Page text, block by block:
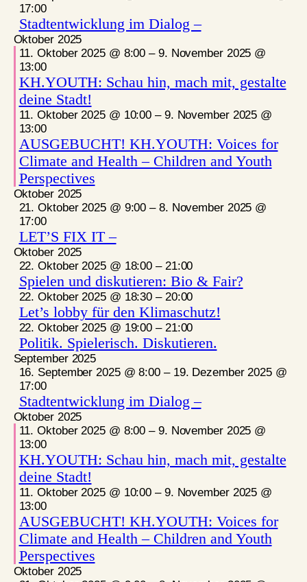
17:00
Stadtentwicklung im Dialog –
Oktober 2025
11. Oktober 2025 @ 8:00 – 9. November 2025 @
13:00
KH.YOUTH: Schau hin, mach mit, gestalte
deine Stadt!
11. Oktober 2025 @ 10:00 – 9. November 2025 @
13:00
AUSGEBUCHT! KH.YOUTH: Voices for
Climate and Health – Children and Youth
Perspectives
Oktober 2025
21. Oktober 2025 @ 9:00 – 8. November 2025 @
17:00
LET’S FIX IT –
Oktober 2025
22. Oktober 2025 @ 18:00 – 21:00
Spielen und diskutieren: Bio & Fair?
22. Oktober 2025 @ 18:30 – 20:00
Let’s lobby für den Klimaschutz!
22. Oktober 2025 @ 19:00 – 21:00
Politik. Spielerisch. Diskutieren.
September 2025
16. September 2025 @ 8:00 – 19. Dezember 2025 @
17:00
Stadtentwicklung im Dialog –
Oktober 2025
11. Oktober 2025 @ 8:00 – 9. November 2025 @
13:00
KH.YOUTH: Schau hin, mach mit, gestalte
deine Stadt!
11. Oktober 2025 @ 10:00 – 9. November 2025 @
13:00
AUSGEBUCHT! KH.YOUTH: Voices for
Climate and Health – Children and Youth
Perspectives
Oktober 2025